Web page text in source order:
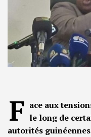
F ace aux
le long de
autorités